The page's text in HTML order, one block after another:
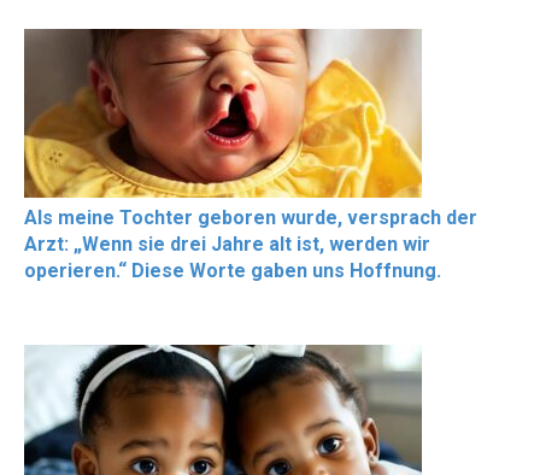
Als meine Tochter geboren wurde, versprach der
Arzt: „Wenn sie drei Jahre alt ist, werden wir
operieren.“ Diese Worte gaben uns Hoffnung.